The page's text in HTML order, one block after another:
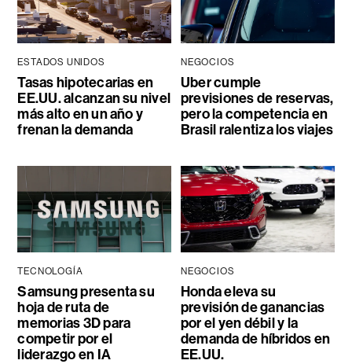
ESTADOS UNIDOS
Tasas hipotecarias en
EE.UU. alcanzan su nivel
más alto en un año y
frenan la demanda
NEGOCIOS
Uber cumple
previsiones de reservas,
pero la competencia en
Brasil ralentiza los viajes
TECNOLOGÍA
Samsung presenta su
hoja de ruta de
memorias 3D para
competir por el
liderazgo en IA
NEGOCIOS
Honda eleva su
previsión de ganancias
por el yen débil y la
demanda de híbridos en
EE.UU.